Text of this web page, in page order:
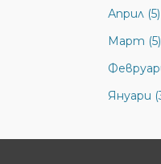
Април (5)
Март (5)
Януари